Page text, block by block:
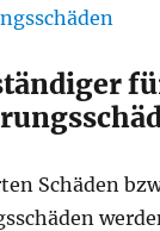
Schäden